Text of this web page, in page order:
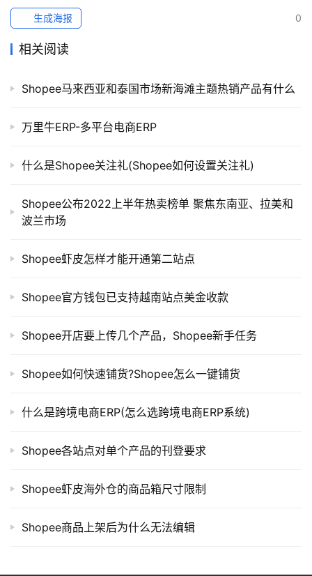
0
生成海报
相关阅读
Shopee马来西亚和泰国市场新海滩主题热销产品有什么
万里牛ERP-多平台电商ERP
什么是Shopee关注礼(Shopee如何设置关注礼)
Shopee公布2022上半年热卖榜单 聚焦东南亚、拉美和
波兰市场
Shopee虾皮怎样才能开通第二站点
Shopee官方钱包已支持越南站点美金收款
Shopee开店要上传几个产品，Shopee新手任务
Shopee如何快速铺货?Shopee怎么一键铺货
什么是跨境电商ERP(怎么选跨境电商ERP系统)
Shopee各站点对单个产品的刊登要求
Shopee虾皮海外仓的商品箱尺寸限制
Shopee商品上架后为什么无法编辑